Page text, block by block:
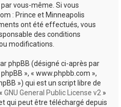
vous-même. Si vous
: Prince et Minneapolis
ont été effectués, vous
des conditions
modifications.
phpBB (désigné ci-après par
phpBB », « www.phpbb.com »,
») qui est un script libre de
GNU General Public License v2 »
qui peut être téléchargé depuis